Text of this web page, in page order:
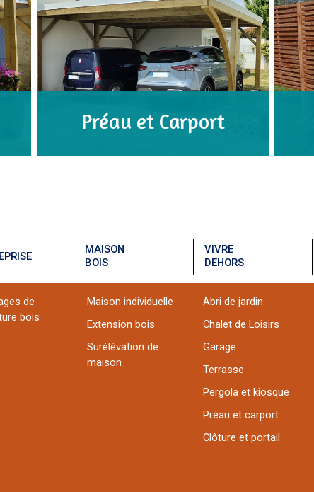
Préau et Carport
MAISON
BOIS
VIVRE
DEHORS
de
bois
Maison individuelle
Extension bois
Surélévation de
maison
Abri de jardin
Chalet de Loisirs
Garage
Terrasse
Pergola et kiosque
Préau et carport
Clôture et portail